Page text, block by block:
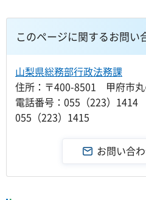
このページに関するお問い
山梨県総務部行政法務課
住所：〒400-8501 甲府市丸
電話番号：055（223）1414
055（223）1415